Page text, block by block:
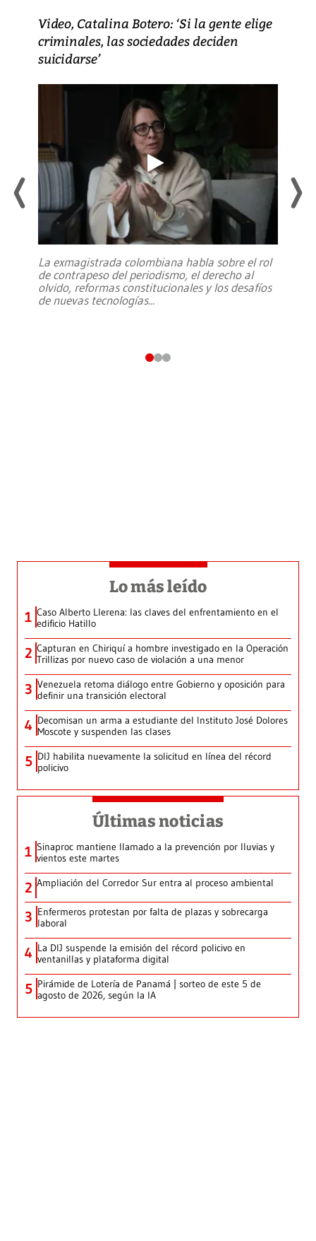
Video, Catalina Botero: ‘Si la gente elige
criminales, las sociedades deciden
suicidarse’
La exmagistrada colombiana habla sobre el rol
de contrapeso del periodismo, el derecho al
olvido, reformas constitucionales y los desafíos
de nuevas tecnologías...
Lo más leído
1 Caso Alberto Llerena: las claves del enfrentamiento en el
edificio Hatillo
2 Capturan en Chiriquí a hombre investigado en la Operación
Trillizas por nuevo caso de violación a una menor
3 Venezuela retoma diálogo entre Gobierno y oposición para
definir una transición electoral
4 Decomisan un arma a estudiante del Instituto José Dolores
Moscote y suspenden las clases
5 DIJ habilita nuevamente la solicitud en línea del récord
policivo
Últimas noticias
1 Sinaproc mantiene llamado a la prevención por lluvias y
vientos este martes
2 Ampliación del Corredor Sur entra al proceso ambiental
3 Enfermeros protestan por falta de plazas y sobrecarga
laboral
4 La DIJ suspende la emisión del récord policivo en
ventanillas y plataforma digital
5 Pirámide de Lotería de Panamá | sorteo de este 5 de
agosto de 2026, según la IA